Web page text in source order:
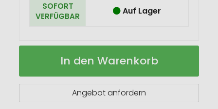
SOFORT
VERFÜGBAR
Auf Lager
Geschenkartikel:
Tool
Auf
In den Warenkorb
Angebot anfordern